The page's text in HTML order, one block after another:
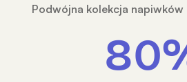
Podwójna kolekcja